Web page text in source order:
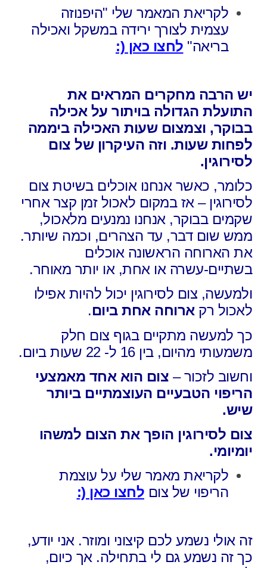
לקריאת המאמר שלי "היפנוזה
עצמית לצורך ירידה במשקל ואכילה
בריאה" לחצו כאן (:
יש הרבה מחקרים המראים את
התועלת הגדולה בויתור על אכילה
בבוקר, וצמצום שעות האכילה ביממה
לפחות שעות. וזה העיקרון של צום
לסירוגין.
כלומר, כאשר אנחנו אוכלים בשיטת צום
לסירוגין – אז במקום לאכול זמן קצר אחרי
שקמים בבוקר, אנחנו נמנעים מלאכול,
ממש שום דבר, עד הצהרים, וכמה שיותר.
את הארוחה הראשונה אוכלים
בשתיים-עשרה או אחת, או יותר מאוחר.
ולמעשה, צום לסירוגין יכול להיות אפילו
לאכול רקארוחה אחת ביום.
כך למעשה מתקיים בגוף צום חלק
משמעותי מהיום, בין 16 ל- 22 שעות ביום.
וחשוב לזכור – צום הוא אחד מאמצעי
הריפוי הטבעיים העוצמתיים ביותר
שיש.
צום לסירוגין הופך את הצום למשהו
יומיומי.
לקריאת מאמר שלי על עוצמת
הריפוי של צום לחצו כאן (:
זה אולי נשמע לכם קיצוני ומוזר. אני יודע,
כך זה נשמע גם לי בתחילה. אך כיום,